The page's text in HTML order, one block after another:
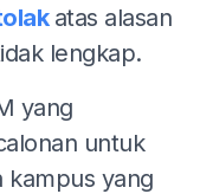
atas alasan
lengkap.
yang
untuk
kampus yang